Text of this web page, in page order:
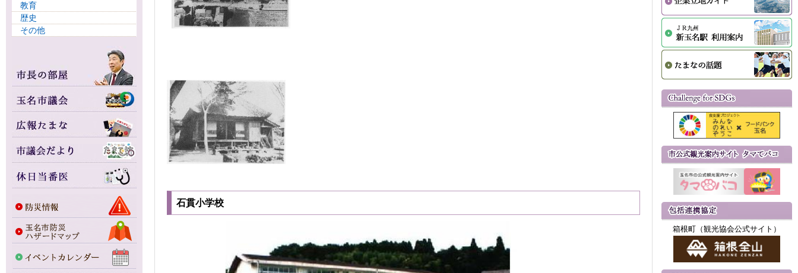
教育
歴史
その他
石貫小学校
箱根町（観光協会公式サイト）